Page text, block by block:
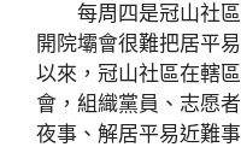
每周四是冠山社區
開院壩會很難把居平
以來，冠山社區在轄
會，組織黨員、志愿
夜事、解居平易近難